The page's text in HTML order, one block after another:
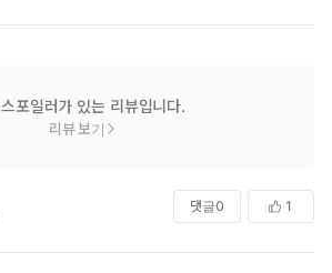
스포일러가 있는 리뷰입니다.
리뷰 보기
댓글0 1